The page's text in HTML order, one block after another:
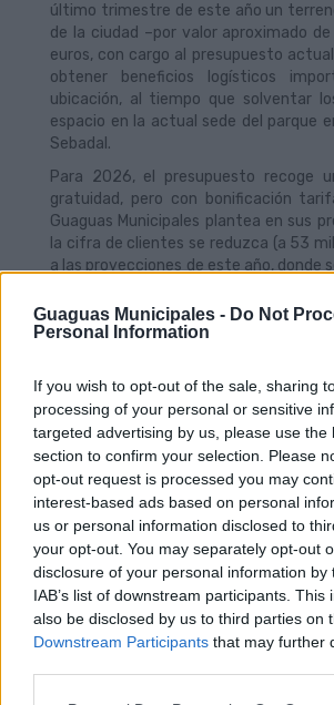
Guaguas Municipales - Do Not
Personal Information
If you wish to opt-out of the sale, sharing
processing of your personal or sensitive
targeted advertising by us, please use the
section to confirm your selection. Please
opt-out request is processed you may
interest-based ads based on personal
us or personal information disclosed to
your opt-out. You may separately opt-out
disclosure of your personal information by
IAB’s list of downstream participants. This
also be disclosed by us to third parties on
Downstream Participants that may further
último trimestre de este año un
de la ciudad –por valor aproximado
euros, con cargo al presupuesto
obtener beneficios logísticos
ubicación, al tiempo que solventar
espacio en la actual sede del parque
Sebadal.
Para 2026, el presupuesto recoge
gratuidad, pero con bonificación
Guaguas Municipales plantea en sus
la cifra de clientes se reduzca (a 53
a las proyecciones de este año, donde
todos los registros anteriores, lo
torno a un 59 % más sobre 2022; un
No obstante, la ampliación del
disponibles, aparejado con la
de conductores y la mejora de
diferentes zonas de la ciudad,
afianzamiento a lo largo de 2026 de la
que se verá beneficiada de
las áreas intermodales de La Ballena
que junto a la zona del Auditorio
proyecto de movilidad sostenible
parcialmente con fondos europeos.
El Ayuntamiento aportará 24,7
En clave financiera, el Ayuntamiento
Gran Canaria contribuirá con más de